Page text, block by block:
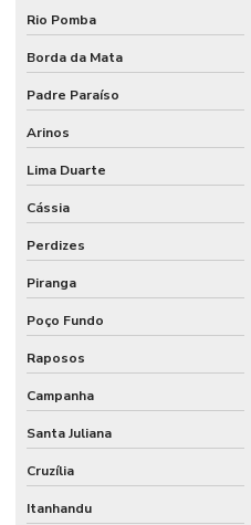
Rio Pomba
Borda da Mata
Padre Paraíso
Arinos
Lima Duarte
Cássia
Perdizes
Piranga
Poço Fundo
Raposos
Campanha
Santa Juliana
Cruzília
Itanhandu